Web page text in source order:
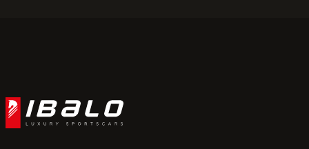
Aan onze advertenties is de grootst mogelijke zorg besteed,
kunnen aan deze advertentie geen rechten worden